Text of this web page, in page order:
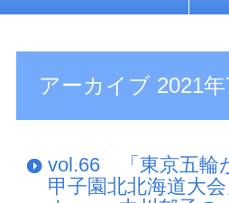
プロフィール
Facebook
アーカイブ 2021年
vol.66 「東京五輪
甲子園北北海道大